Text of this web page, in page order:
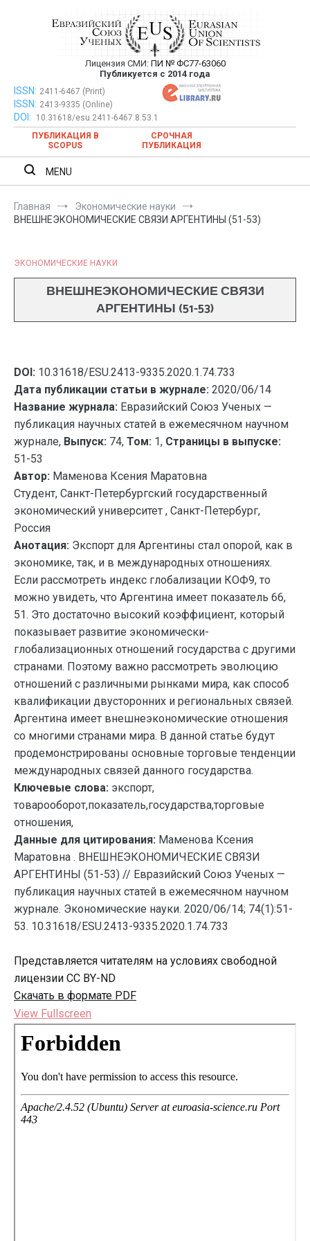
Евразийский Союз Ученых —
публикация научных статей в
ежемесячном научном журнале
Лицензия СМИ: ПИ № ФС77-63060
Публикуется с 2014 года
Евразийский Союз Ученых — публикация научных статей в
ежемесячном научном журнале
ISSN: 2411-6467 (Print)
ISSN: 2413-9335 (Online)
DOI:
10.31618/esu.2411-6467.8.53.1
ПУБЛИКАЦИЯ В
SCOPUS
СРОЧНАЯ
ПУБЛИКАЦИЯ
MENU
Главная
Экономические науки
ВНЕШНЕЭКОНОМИЧЕСКИЕ СВЯЗИ АРГЕНТИНЫ (51-53)
ЭКОНОМИЧЕСКИЕ НАУКИ
ВНЕШНЕЭКОНОМИЧЕСКИЕ СВЯЗИ
АРГЕНТИНЫ (51-53)
DOI: 10.31618/ESU.2413-9335.2020.1.74.733
Дата публикации статьи в журнале: 2020/06/14
Название журнала: Евразийский Союз Ученых —
публикация научных статей в ежемесячном научном
журнале, Выпуск: 74, Том: 1, Страницы в выпуске:
51-53
Автор: Маменова Ксения Маратовна
Студент, Санкт-Петербургский государственный
экономический университет , Санкт-Петербург,
Россия
Анотация: Экспорт для Аргентины стал опорой, как в
экономике, так, и в международных отношениях.
Если рассмотреть индекс глобализации КОФ9, то
можно увидеть, что Аргентина имеет показатель 66,
51. Это достаточно высокий коэффициент, который
показывает развитие экономически-
глобализационных отношений государства с другими
странами. Поэтому важно рассмотреть эволюцию
отношений с различными рынками мира, как способ
квалификации двусторонних и региональных связей.
Аргентина имеет внешнеэкономические отношения
со многими странами мира. В данной статье будут
продемонстрированы основные торговые тенденции
международных связей данного государства.
Ключевые слова: экспорт,
товарооборот,показатель,государства,торговые
отношения,
Данные для цитирования: Маменова Ксения
Маратовна . ВНЕШНЕЭКОНОМИЧЕСКИЕ СВЯЗИ
АРГЕНТИНЫ (51-53) // Евразийский Союз Ученых —
публикация научных статей в ежемесячном научном
журнале. Экономические науки. 2020/06/14; 74(1):51-
53. 10.31618/ESU.2413-9335.2020.1.74.733
Представляется читателям на условиях свободной
лицензии CC BY-ND
Скачать в формате PDF
View Fullscreen
Перейти
содержимому